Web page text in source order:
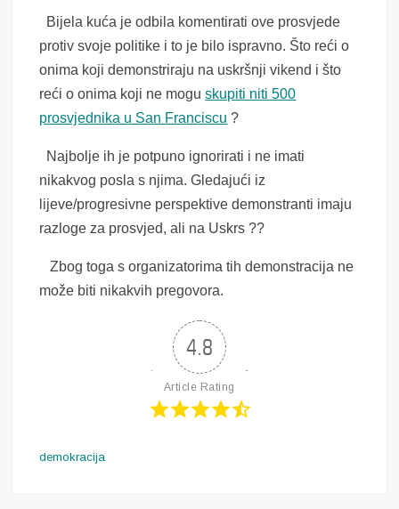
Bijela kuća je odbila komentirati ove prosvjede
protiv svoje politike i to je bilo ispravno. Što reći o
onima koji demonstriraju na uskršnji vikend i što
reći o onima koji ne moguskupiti niti 500
prosvjednika u San Franciscu ?
Najbolje ih je potpuno ignorirati i ne imati
nikakvog posla s njima. Gledajući iz
lijeve/progresivne perspektive demonstranti imaju
razloge za prosvjed, ali na Uskrs ??
Zbog toga s organizatorima tih demonstracija ne
može biti nikakvih pregovora.
4.8
Article Rating
demokracija